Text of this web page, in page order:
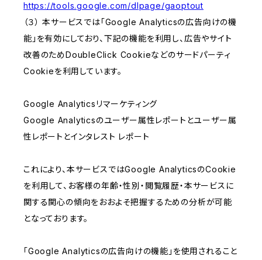
https://tools.google.com/dlpage/gaoptout
（３） 本サービスでは「Google Analyticsの広告向けの機
能」を有効にしており、下記の機能を利用し、広告やサイト
改善のためDoubleClick Cookieなどのサードパーティ
Cookieを利用しています。
Google Analyticsリマーケティング
Google Analyticsのユーザー属性レポートとユーザー属
性レポートとインタレスト レポート
これにより、本サービスではGoogle AnalyticsのCookie
を利用して、お客様の年齢・性別・閲覧履歴・本サービスに
関する関心の傾向をおおよそ把握するための分析が可能
となっております。
「Google Analyticsの広告向けの機能」を使用されること